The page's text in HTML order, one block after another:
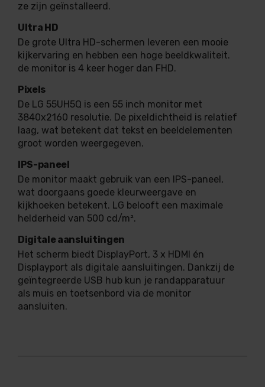
ze zijn geïnstalleerd.
Ultra HD
De grote Ultra HD-schermen leveren een mooie
kijkervaring en hebben een hoge beeldkwaliteit.
de monitor is 4 keer hoger dan FHD.
Pixels
De LG 55UH5Q is een 55 inch monitor met
3840x2160 resolutie. De pixeldichtheid is relatief
laag, wat betekent dat tekst en beeldelementen
groot worden weergegeven.
IPS-paneel
De monitor maakt gebruik van een IPS-paneel,
wat doorgaans goede kleurweergave en
kijkhoeken betekent. LG belooft een maximale
helderheid van 500 cd/m².
Digitale aansluitingen
Het scherm biedt DisplayPort, 3 x HDMI én
Displayport als digitale aansluitingen. Dankzij de
geïntegreerde USB hub kun je randapparatuur
als muis en toetsenbord via de monitor
aansluiten.